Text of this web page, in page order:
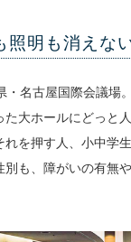
照明も消えな
・名古屋国際会議場
た大ホールにどっと
れを押す人、小中学
も、障がいの有無